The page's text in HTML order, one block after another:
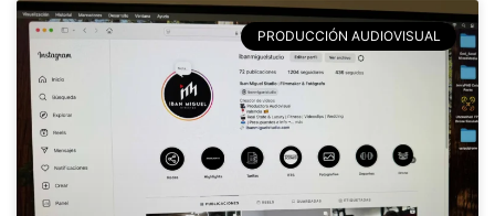
PRODUCCIÓN AUDIOVISUAL